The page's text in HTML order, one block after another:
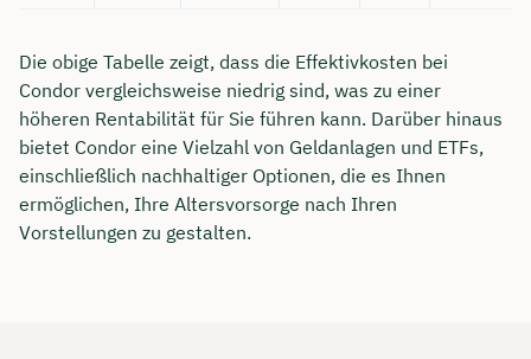
Die obige Tabelle zeigt, dass die Effektivkosten bei
Condor vergleichsweise niedrig sind, was zu einer
höheren Rentabilität für Sie führen kann. Darüber hinaus
bietet Condor eine Vielzahl von Geldanlagen und ETFs,
einschließlich nachhaltiger Optionen, die es Ihnen
ermöglichen, Ihre Altersvorsorge nach Ihren
Vorstellungen zu gestalten.